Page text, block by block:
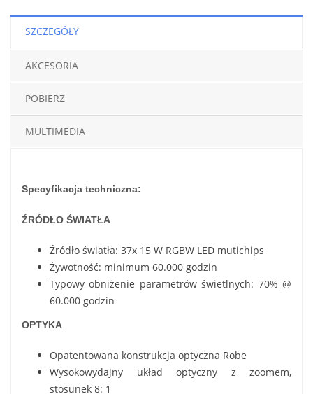
SZCZEGÓŁY
AKCESORIA
POBIERZ
MULTIMEDIA
Specyfikacja techniczna:
ŹRÓDŁO ŚWIATŁA
Źródło światła: 37x 15 W RGBW LED mutichips
Żywotność: minimum 60.000 godzin
Typowy obniżenie parametrów świetlnych: 70% @
60.000 godzin
OPTYKA
Opatentowana konstrukcja optyczna Robe
Wysokowydajny układ optyczny z zoomem,
stosunek 8: 1